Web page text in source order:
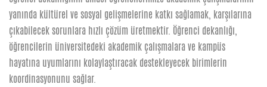
yanında kültürel ve sosyal gelişmelerine katkı sağlamak, karşılarına
çıkabilecek sorunlara hızlı çözüm üretmektir. Öğrenci dekanlığı,
öğrencilerin üniversitedeki akademik çalışmalara ve kampüs
hayatına uyumlarını kolaylaştıracak destekleyecek birimlerin
koordinasyonunu sağlar.